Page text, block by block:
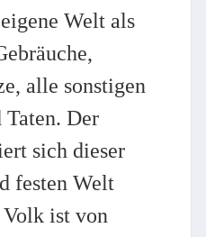
Welt als
alle sonstigen
Der
sich dieser
festen Welt
Volk ist von